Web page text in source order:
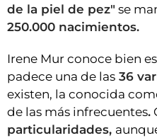
de la piel de pez" se
250.000 nacimientos.
Irene Mur conoce bien
padece una de las 36
existen, la conocida
de las más infrecuentes.
particularidades,